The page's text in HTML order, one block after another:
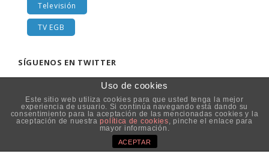
Televisión
TV EGB
SÍGUENOS EN TWITTER
Política de privacidad |
Cookies
Uso de cookies
Este sitio web utiliza cookies para que usted tenga la mejor
experiencia de usuario. Si continúa navegando está dando su
consentimiento para la aceptación de las mencionadas cookies y la
aceptación de nuestrapolítica de cookies, pinche el enlace para
mayor información.
ACEPTAR